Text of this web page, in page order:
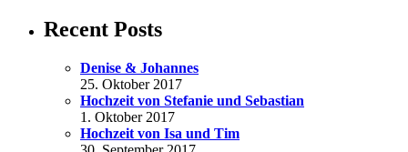
Recent Posts
Denise & Johannes
25. Oktober 2017
Hochzeit von Stefanie und Sebastian
1. Oktober 2017
Hochzeit von Isa und Tim